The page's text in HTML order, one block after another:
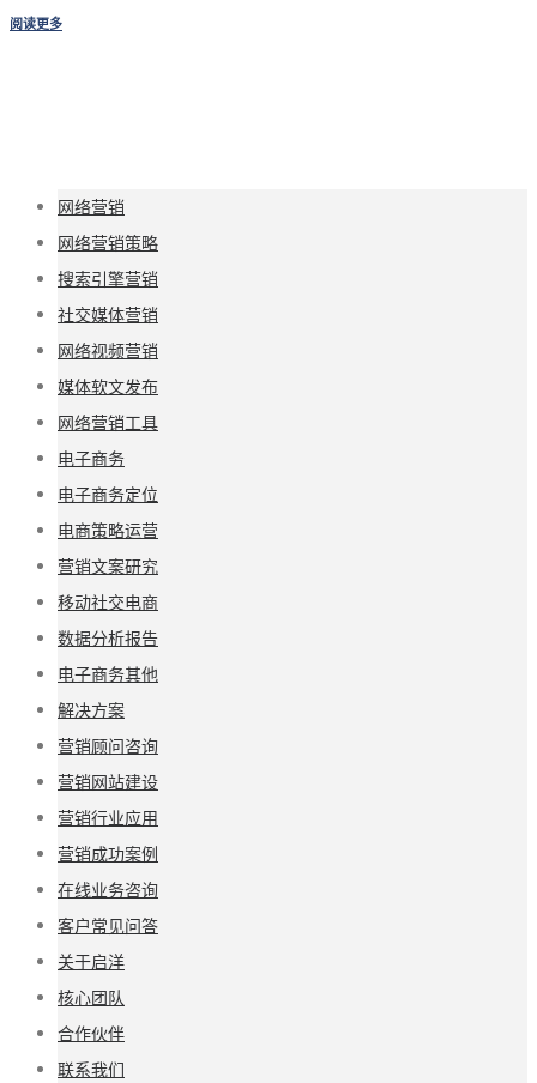
阅读更多
网络营销
网络营销策略
搜索引擎营销
社交媒体营销
网络视频营销
媒体软文发布
网络营销工具
电子商务
电子商务定位
电商策略运营
营销文案研究
移动社交电商
数据分析报告
电子商务其他
解决方案
营销顾问咨询
营销网站建设
营销行业应用
营销成功案例
在线业务咨询
客户常见问答
关于启洋
核心团队
合作伙伴
联系我们